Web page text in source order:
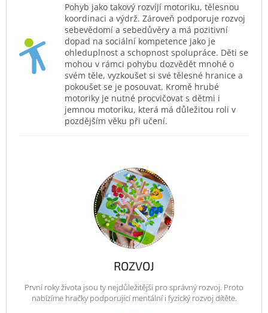
Pohyb jako takový rozvíjí motoriku, tělesnou
koordinaci a výdrž. Zároveň podporuje rozvoj
sebevědomí a sebedůvěry a má pozitivní
dopad na sociální kompetence jako je
ohleduplnost a schopnost spolupráce. Děti se
mohou v rámci pohybu dozvědět mnohé o
svém těle, vyzkoušet si své tělesné hranice a
pokoušet se je posouvat. Kromě hrubé
motoriky je nutné procvičovat s dětmi i
jemnou motoriku, která má důležitou roli v
pozdějším věku při učení.
ROZVOJ
První roky života jsou ty nejdůležitější pro správný rozvoj. Proto
nabízíme hračky podporující mentální i fyzický rozvoj dítěte.